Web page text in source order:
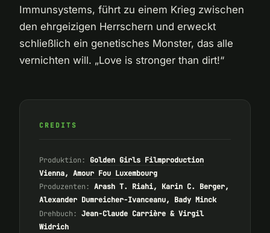
Immunsystems, führt zu einem Krieg zwischen
den ehrgeizigen Herrschern und erweckt
schließlich ein genetisches Monster, das alle
vernichten will. „Love is stronger than dirt!“
CREDITS
Produktion:
Golden Girls Filmproduction
Vienna, Amour Fou Luxembourg
Produzenten: Arash T. Riahi, Karin C. Berger,
Alexander Dumreicher-Ivanceanu, Bady Minck
Drehbuch: Jean-Claude Carrière & Virgil
Widrich